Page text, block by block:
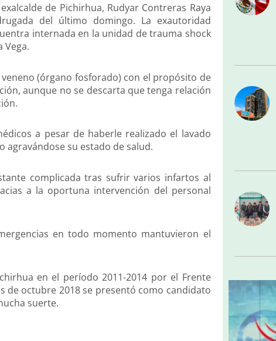
de Pichirhua, Rudyar Contreras Raya
del último domingo. La exautoridad
internada en la unidad de trauma shock
Vega.
(órgano fosforado) con el propósito de
aunque no se descarta que tenga relación
a pesar de haberle realizado el lavado
su estado de salud.
complicada tras sufrir varios infartos al
a la oportuna intervención del personal
en todo momento mantuvieron el
en el período 2011-2014 por el Frente
de octubre 2018 se presentó como candidato
suerte.